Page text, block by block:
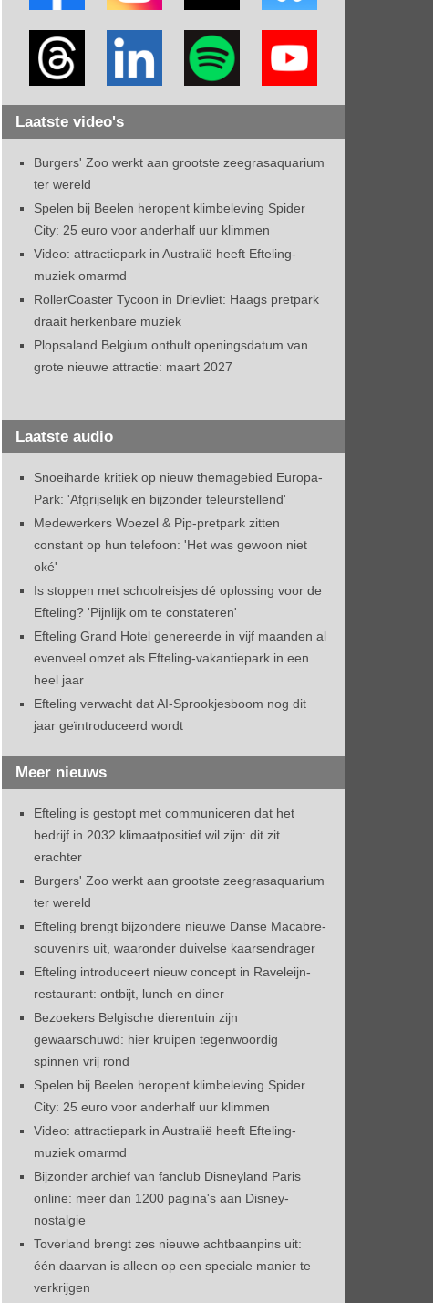
Laatste video's
Burgers' Zoo werkt aan grootste zeegrasaquarium
ter wereld
Spelen bij Beelen heropent klimbeleving Spider
City: 25 euro voor anderhalf uur klimmen
Video: attractiepark in Australië heeft Efteling-
muziek omarmd
RollerCoaster Tycoon in Drievliet: Haags pretpark
draait herkenbare muziek
Plopsaland Belgium onthult openingsdatum van
grote nieuwe attractie: maart 2027
Laatste audio
Snoeiharde kritiek op nieuw themagebied Europa-
Park: 'Afgrijselijk en bijzonder teleurstellend'
Medewerkers Woezel & Pip-pretpark zitten
constant op hun telefoon: 'Het was gewoon niet
oké'
Is stoppen met schoolreisjes dé oplossing voor de
Efteling? 'Pijnlijk om te constateren'
Efteling Grand Hotel genereerde in vijf maanden al
evenveel omzet als Efteling-vakantiepark in een
heel jaar
Efteling verwacht dat AI-Sprookjesboom nog dit
jaar geïntroduceerd wordt
Meer nieuws
Efteling is gestopt met communiceren dat het
bedrijf in 2032 klimaatpositief wil zijn: dit zit
erachter
Burgers' Zoo werkt aan grootste zeegrasaquarium
ter wereld
Efteling brengt bijzondere nieuwe Danse Macabre-
souvenirs uit, waaronder duivelse kaarsendrager
Efteling introduceert nieuw concept in Raveleijn-
restaurant: ontbijt, lunch en diner
Bezoekers Belgische dierentuin zijn
gewaarschuwd: hier kruipen tegenwoordig
spinnen vrij rond
Spelen bij Beelen heropent klimbeleving Spider
City: 25 euro voor anderhalf uur klimmen
Video: attractiepark in Australië heeft Efteling-
muziek omarmd
Bijzonder archief van fanclub Disneyland Paris
online: meer dan 1200 pagina's aan Disney-
nostalgie
Toverland brengt zes nieuwe achtbaanpins uit:
één daarvan is alleen op een speciale manier te
verkrijgen